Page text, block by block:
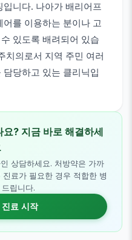
니다. 나아가 배리어프
를 이용하는 분이나 고
있도록 배려되어 있습
치의로서 지역 주민 여러
당하고 있는 클리닉입
? 지금 바로 해결하세
상담하세요. 처방약은 가까
료가 필요한 경우 적합한 병
립니다.
료 시작